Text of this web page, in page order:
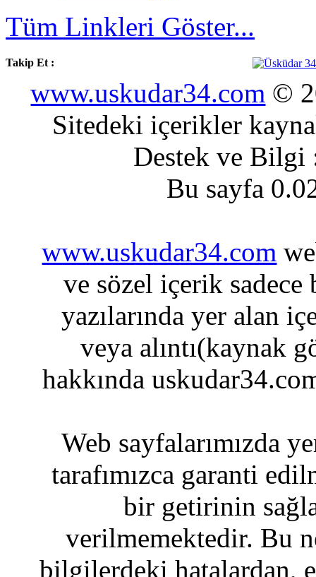
Tüm Linkleri Göster...
Takip Et :
www.uskudar34.com ©
Sitedeki içerikler
Destek ve
Bu sayfa
www.uskudar34.com
ve sözel içerik sadece
yazılarında yer alan
veya alıntı(kaynak
hakkında
Web sayfalarımızda
tarafımızca garanti
bir getirinin
verilmemektedir. Bu
bilgilerdeki hatalardan,